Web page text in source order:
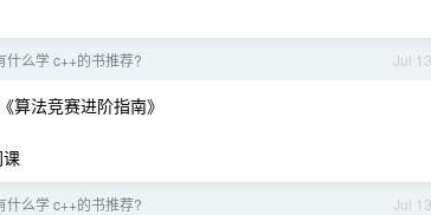
Jul 13
什么学 c++的书推荐?
算法竞赛进阶指南》
Jul 13
什么学 c++的书推荐?